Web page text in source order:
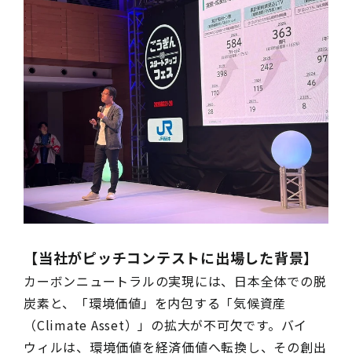
【当社がピッチコンテストに出場した背景】
カーボンニュートラルの実現には、日本全体での脱
炭素と、「環境価値」を内包する「気候資産
（Climate Asset）」の拡大が不可欠です。バイ
ウィルは、環境価値を経済価値へ転換し、その創出